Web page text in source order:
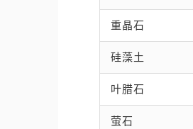
重晶石
硅藻土
叶腊石
萤石